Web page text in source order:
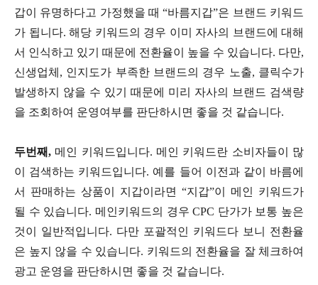
갑이 유명하다고 가정했을 때 “바름지갑”은 브랜드 키워드
가 됩니다. 해당 키워드의 경우 이미 자사의 브랜드에 대해
서 인식하고 있기 때문에 전환율이 높을 수 있습니다. 다만,
신생업체, 인지도가 부족한 브랜드의 경우 노출, 클릭수가
발생하지 않을 수 있기 때문에 미리 자사의 브랜드 검색량
을 조회하여 운영여부를 판단하시면 좋을 것 같습니다.
두번째, 메인 키워드입니다. 메인 키워드란 소비자들이 많
이 검색하는 키워드입니다. 예를 들어 이전과 같이 바름에
서 판매하는 상품이 지갑이라면 “지갑”이 메인 키워드가
될 수 있습니다. 메인키워드의 경우 CPC 단가가 보통 높은
것이 일반적입니다. 다만 포괄적인 키워드다 보니 전환율
은 높지 않을 수 있습니다. 키워드의 전환율을 잘 체크하여
광고 운영을 판단하시면 좋을 것 같습니다.